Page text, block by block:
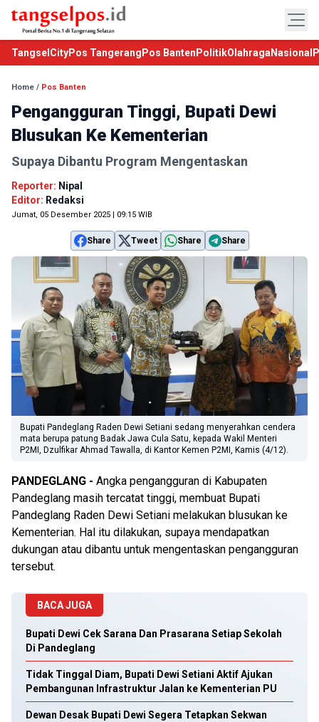
TangselCityPos Tangerang Pos Banten PolitikOlahraga Nasional
Home / Pos Banten
Pengangguran Tinggi, Bupati Dewi
Blusukan Ke Kementerian
Supaya Dibantu Program Mengentaskan
Reporter: Nipal
Editor: Redaksi
Jumat, 05 Desember 2025 | 09:15 WIB
Share Tweet Share Share
Bupati Pandeglang Raden Dewi Setiani sedang menyerahkan cendera
mata berupa patung Badak Jawa Cula Satu, kepada Wakil Menteri
P2MI, Dzulfikar Ahmad Tawalla, di Kantor Kemen P2MI, Kamis (4/12).
PANDEGLANG - Angka pengangguran di Kabupaten
Pandeglang masih tercatat tinggi, membuat Bupati
Pandeglang Raden Dewi Setiani melakukan blusukan ke
Kementerian. Hal itu dilakukan, supaya mendapatkan
dukungan atau dibantu untuk mengentaskan pengangguran
tersebut.
BACA JUGA
Bupati Dewi Cek Sarana Dan Prasarana Setiap Sekolah
Di Pandeglang
Tidak Tinggal Diam, Bupati Dewi Setiani Aktif Ajukan
Pembangunan Infrastruktur Jalan ke Kementerian PU
Dewan Desak Bupati Dewi Segera Tetapkan Sekwan